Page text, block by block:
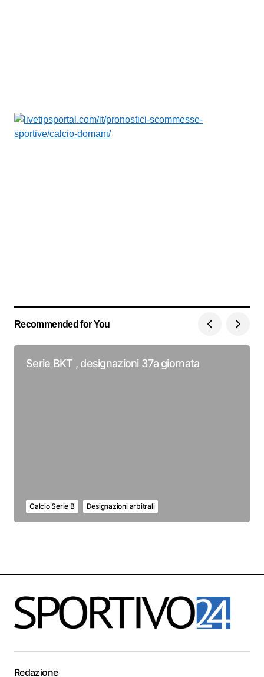
Recommended for You
Serie BKT , designazioni 37a giornata
Calcio Serie B Designazioni arbitrali
Redazione